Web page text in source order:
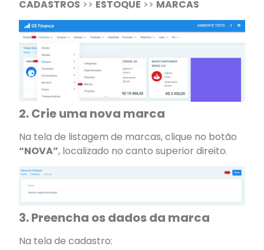
CADASTROS >> ESTOQUE >> MARCAS
2. Crie uma nova marca
Na tela de listagem de marcas, clique no botão
“NOVA”, localizado no canto superior direito.
3. Preencha os dados da marca
Na tela de cadastro: